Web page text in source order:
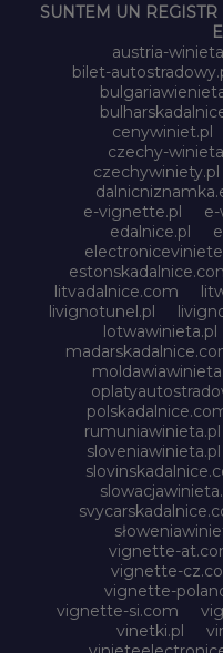
SUNTEM UN
austria-
bilet-
cenywiniet.pl
czechy-
czechywiniety.pl
e-vignette.pl
edalnice.pl
litvadalnice.com
livignotunel.pl
lotwawinieta.pl
rumuniawinieta.pl
sloveniawinieta.pl
vignette-
vignette-
vignette-
vignette-si.com
vinetki.pl